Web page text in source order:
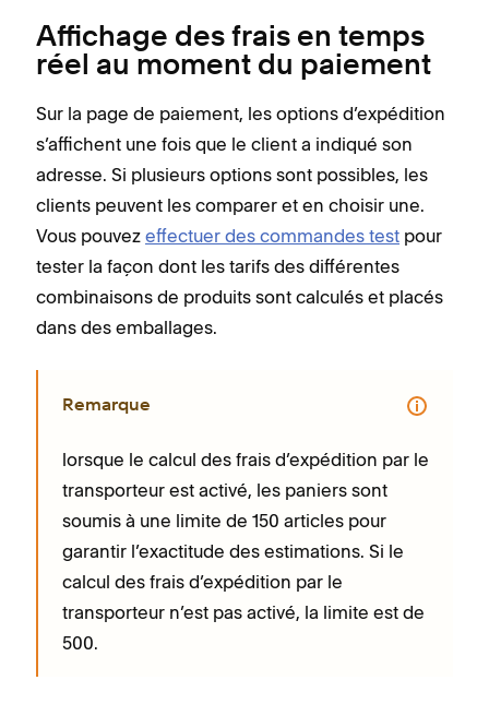
Affichage des frais en temps
réel au moment du paiement
Sur la page de paiement, les options d’expédition
s’affichent une fois que le client a indiqué son
adresse. Si plusieurs options sont possibles, les
clients peuvent les comparer et en choisir une.
Vous pouvez effectuer des commandes test pour
tester la façon dont les tarifs des différentes
combinaisons de produits sont calculés et placés
dans des emballages.
Remarque
lorsque le calcul des frais d’expédition par le
transporteur est activé, les paniers sont
soumis à une limite de 150 articles pour
garantir l’exactitude des estimations. Si le
calcul des frais d’expédition par le
transporteur n’est pas activé, la limite est de
500.